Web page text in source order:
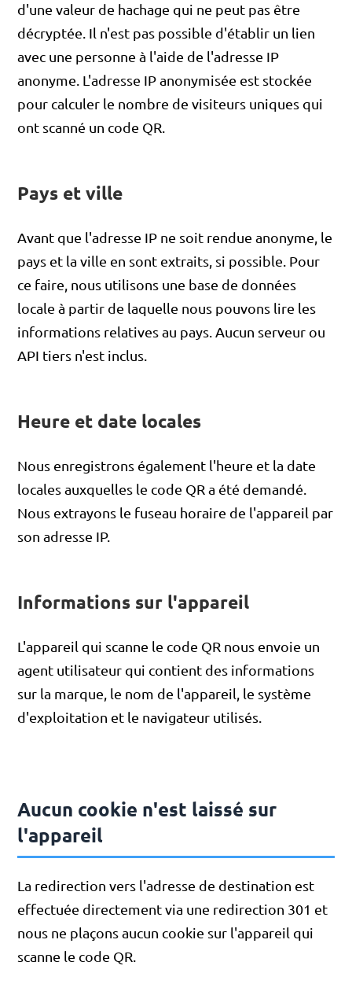
d'une valeur de hachage qui ne peut pas être
décryptée. Il n'est pas possible d'établir un lien
avec une personne à l'aide de l'adresse IP
anonyme. L'adresse IP anonymisée est stockée
pour calculer le nombre de visiteurs uniques qui
ont scanné un code QR.
Pays et ville
Avant que l'adresse IP ne soit rendue anonyme, le
pays et la ville en sont extraits, si possible. Pour
ce faire, nous utilisons une base de données
locale à partir de laquelle nous pouvons lire les
informations relatives au pays. Aucun serveur ou
API tiers n'est inclus.
Heure et date locales
Nous enregistrons également l'heure et la date
locales auxquelles le code QR a été demandé.
Nous extrayons le fuseau horaire de l'appareil par
son adresse IP.
Informations sur l'appareil
L'appareil qui scanne le code QR nous envoie un
agent utilisateur qui contient des informations
sur la marque, le nom de l'appareil, le système
d'exploitation et le navigateur utilisés.
Aucun cookie n'est laissé sur
l'appareil
La redirection vers l'adresse de destination est
effectuée directement via une redirection 301 et
nous ne plaçons aucun cookie sur l'appareil qui
scanne le code QR.